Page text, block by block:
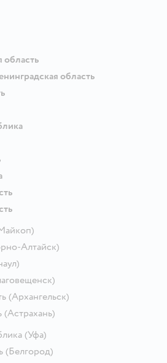
область
Алтайск)
(Архангельск)
(Астрахань)
(Уфа)
(Белгород)